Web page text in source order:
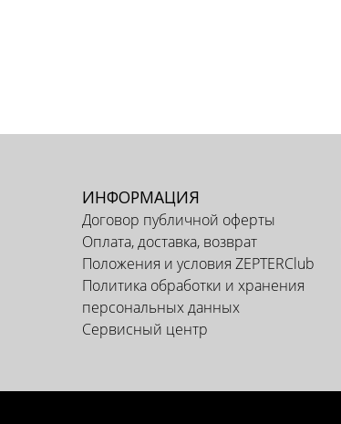
ИНФОРМАЦИЯ
Договор публичной оферты
Оплата, доставка, возврат
Положения и условия ZEPTERClub
Политика обработки и хранения
персональных данных
Сервисный центр